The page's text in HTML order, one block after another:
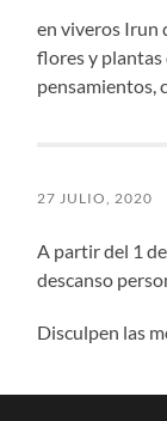
en viveros Irun
flores y
pensamientos,
27 JULIO, 2020
A partir del 1
descanso
Disculpen las